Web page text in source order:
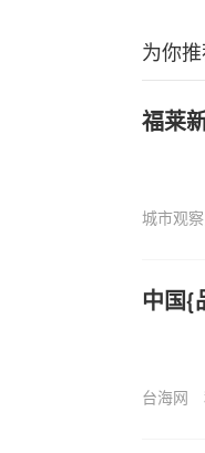
为你
福莱
城市观
中国{
台海网